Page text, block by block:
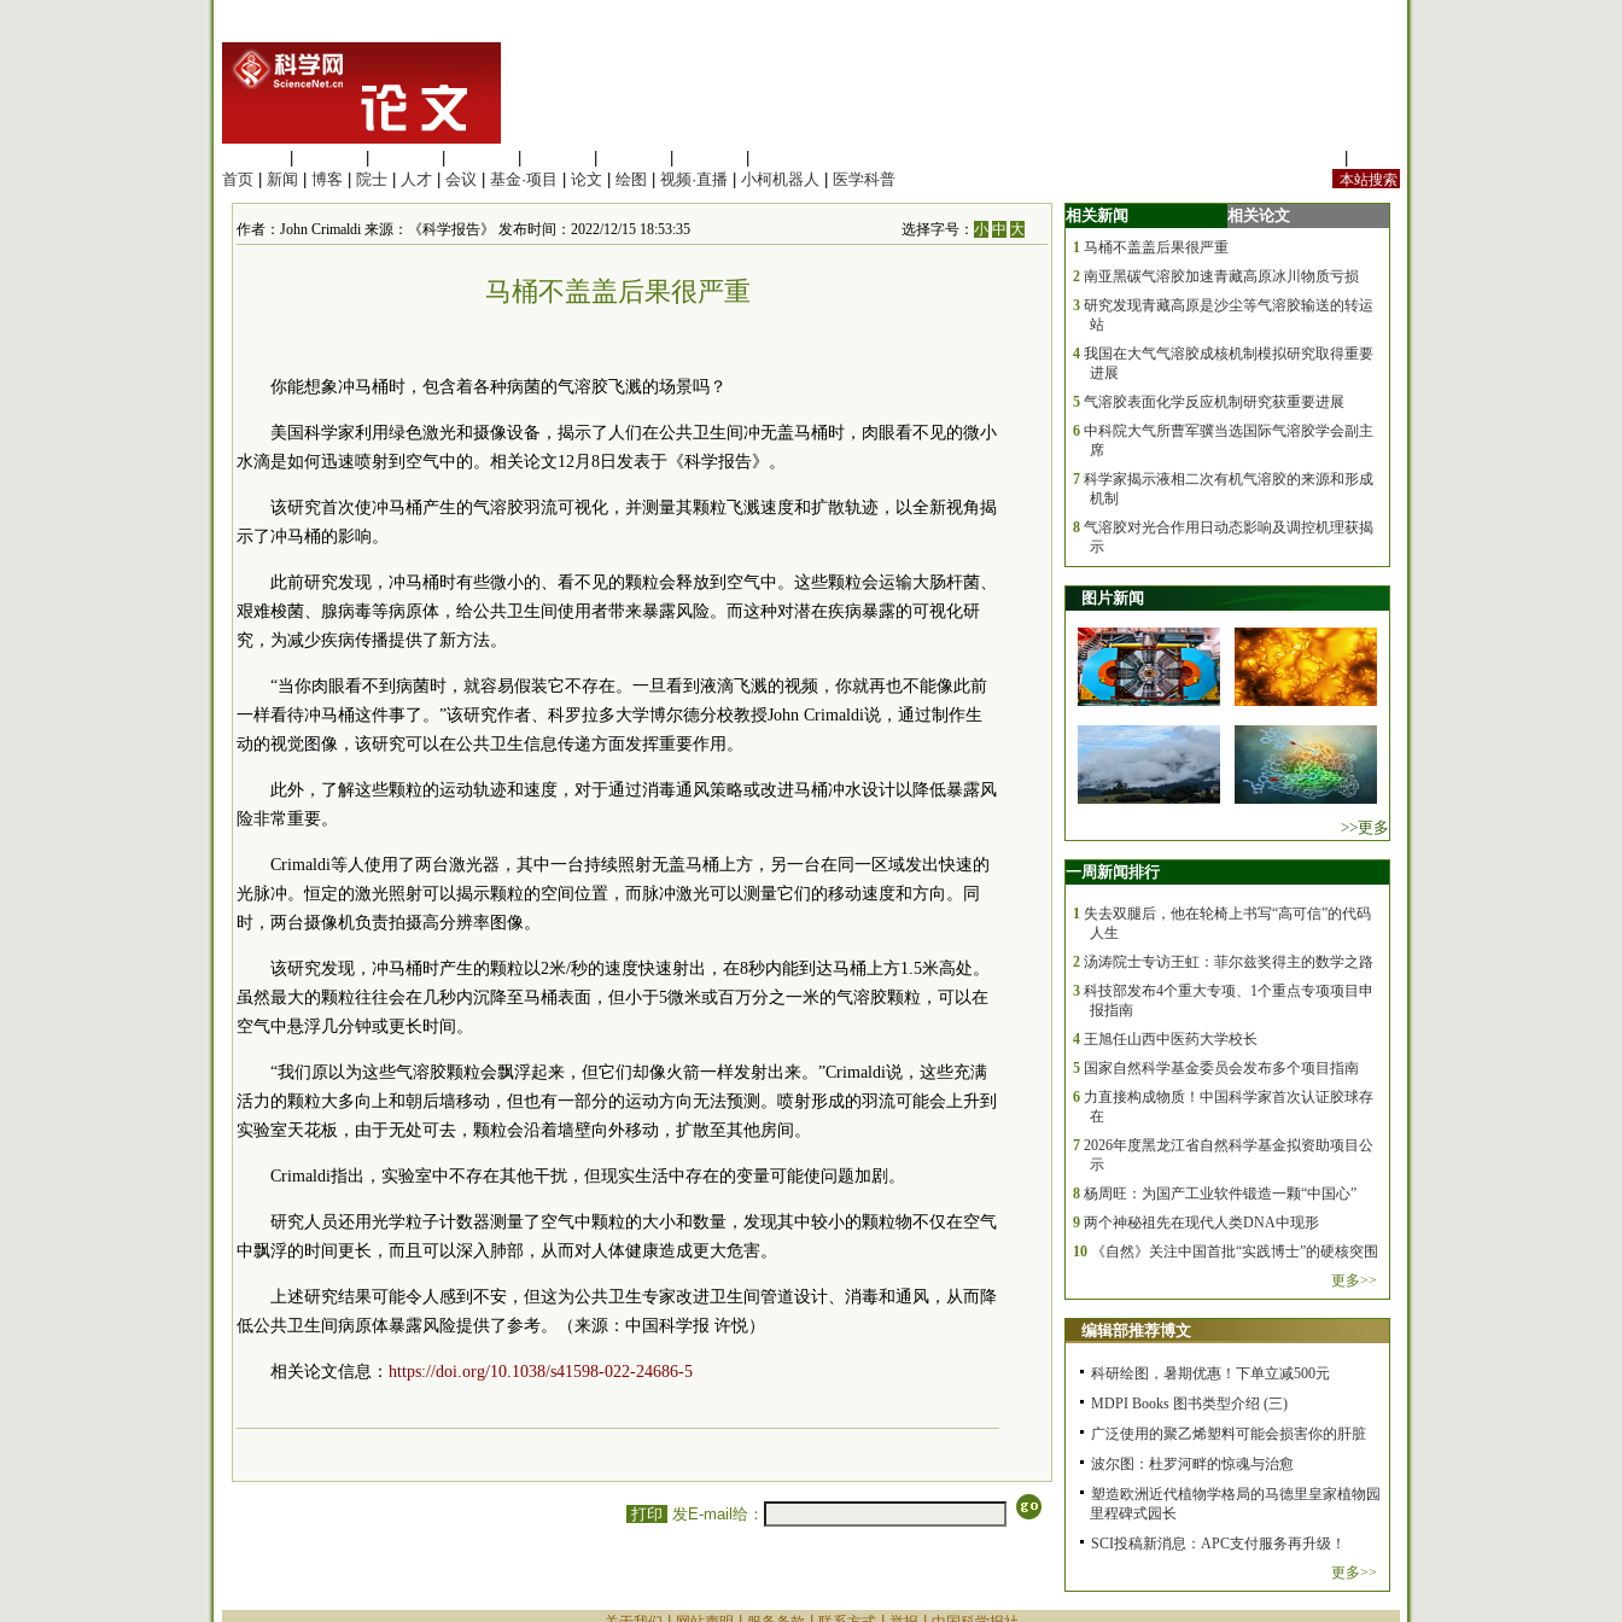
首页
新闻 博客 院士 人才 会议 基金·项目 论文 绘图 视频·直播 小柯机器人 医学科普
作者：John Crimaldi 来源：《科学报告》 发布时间：2022/12/15 18:53:35 选择字号：小 中 大
马桶不盖盖后果很严重
你能想象冲马桶时，包含着各种病菌的气溶胶飞溅的场景吗？
美国科学家利用绿色激光和摄像设备，揭示了人们在公共卫生间冲无盖马桶时，肉眼看不见的微小
水滴是如何迅速喷射到空气中的。相关论文12月8日发表于《科学报告》。
该研究首次使冲马桶产生的气溶胶羽流可视化，并测量其颗粒飞溅速度和扩散轨迹，以全新视角揭
示了冲马桶的影响。
此前研究发现，冲马桶时有些微小的、看不见的颗粒会释放到空气中。这些颗粒会运输大肠杆菌、
艰难梭菌、腺病毒等病原体，给公共卫生间使用者带来暴露风险。而这种对潜在疾病暴露的可视化研
究，为减少疾病传播提供了新方法。
“当你肉眼看不到病菌时，就容易假装它不存在。一旦看到液滴飞溅的视频，你就再也不能像此前
一样看待冲马桶这件事了。”该研究作者、科罗拉多大学博尔德分校教授John Crimaldi说，通过制作生
动的视觉图像，该研究可以在公共卫生信息传递方面发挥重要作用。
此外，了解这些颗粒的运动轨迹和速度，对于通过消毒通风策略或改进马桶冲水设计以降低暴露风
险非常重要。
Crimaldi等人使用了两台激光器，其中一台持续照射无盖马桶上方，另一台在同一区域发出快速的
光脉冲。恒定的激光照射可以揭示颗粒的空间位置，而脉冲激光可以测量它们的移动速度和方向。同
时，两台摄像机负责拍摄高分辨率图像。
该研究发现，冲马桶时产生的颗粒以2米/秒的速度快速射出，在8秒内能到达马桶上方1.5米高处。
虽然最大的颗粒往往会在几秒内沉降至马桶表面，但小于5微米或百万分之一米的气溶胶颗粒，可以在
空气中悬浮几分钟或更长时间。
“我们原以为这些气溶胶颗粒会飘浮起来，但它们却像火箭一样发射出来。”Crimaldi说，这些充满
活力的颗粒大多向上和朝后墙移动，但也有一部分的运动方向无法预测。喷射形成的羽流可能会上升到
实验室天花板，由于无处可去，颗粒会沿着墙壁向外移动，扩散至其他房间。
Crimaldi指出，实验室中不存在其他干扰，但现实生活中存在的变量可能使问题加剧。
研究人员还用光学粒子计数器测量了空气中颗粒的大小和数量，发现其中较小的颗粒物不仅在空气
中飘浮的时间更长，而且可以深入肺部，从而对人体健康造成更大危害。
上述研究结果可能令人感到不安，但这为公共卫生专家改进卫生间管道设计、消毒和通风，从而降
低公共卫生间病原体暴露风险提供了参考。（来源：中国科学报 许悦）
相关论文信息： https://doi.org/10.1038/s41598-022-24686-5
打印 发E-mail给：
相关新闻 相关论文
1 马桶不盖盖后果很严重
2 南亚黑碳气溶胶加速青藏高原冰川物质亏损
3 研究发现青藏高原是沙尘等气溶胶输送的转运
站
4 我国在大气气溶胶成核机制模拟研究取得重要
进展
5 气溶胶表面化学反应机制研究获重要进展
6 中科院大气所曹军骥当选国际气溶胶学会副主
席
7 科学家揭示液相二次有机气溶胶的来源和形成
机制
8 气溶胶对光合作用日动态影响及调控机理获揭
示
图片新闻
>>更多
一周新闻排行
1 失去双腿后，他在轮椅上书写“高可信”的代码
人生
2 汤涛院士专访王虹：菲尔兹奖得主的数学之路
3 科技部发布4个重大专项、1个重点专项项目申
报指南
4 王旭任山西中医药大学校长
5 国家自然科学基金委员会发布多个项目指南
6 力直接构成物质！中国科学家首次认证胶球存
在
7 2026年度黑龙江省自然科学基金拟资助项目公
示
8 杨周旺：为国产工业软件锻造一颗“中国心”
9 两个神秘祖先在现代人类DNA中现形
10
《自然》关注中国首批“实践博士”的硬核突围
更多>>
编辑部推荐博文
科研绘图，暑期优惠！下单立减500元
MDPI Books 图书类型介绍 (三)
广泛使用的聚乙烯塑料可能会损害你的肝脏
波尔图：杜罗河畔的惊魂与治愈
塑造欧洲近代植物学格局的马德里皇家植物园
里程碑式园长
SCI投稿新消息：APC支付服务再升级！
更多>>